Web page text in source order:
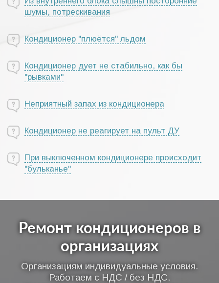
шумы, потрескивания
Кондиционер "плюётся" льдом
Кондиционер дует не стабильно, как бы
"рывками"
Неприятный запах из кондиционера
Кондиционер не реагирует на пульт ДУ
При выключенном кондиционере происходит
"бульканье"
Ремонт кондиционеров в
организациях
Организациям индивидуальные условия.
Работаем с НДС / без НДС.